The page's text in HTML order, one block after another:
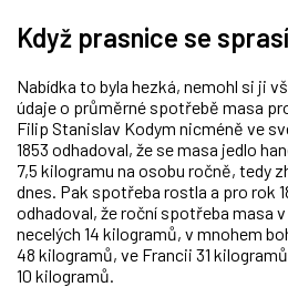
Když prasnice se sprasí
Nabídka to byla hezká, nemohl si ji
údaje o průměrné spotřebě masa
Filip Stanislav Kodym nicméně ve
1853 odhadoval, že se masa jedlo
7,5 kilogramu na osobu ročně, tedy
dnes. Pak spotřeba rostla a pro rok
odhadoval, že roční spotřeba masa
necelých 14 kilogramů, v mnohem
48 kilogramů, ve Francii 31
10 kilogramů.